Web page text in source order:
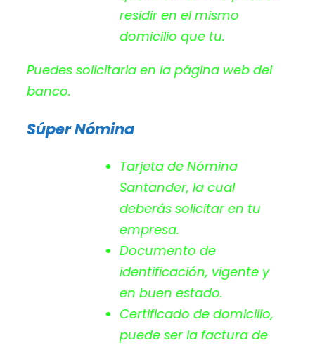
residir en el mismo
domicilio que tu.
Puedes solicitarla en la página web del
banco.
Súper Nómina
Tarjeta de Nómina
Santander, la cual
deberás solicitar en tu
empresa.
Documento de
identificación, vigente y
en buen estado.
Certificado de domicilio,
puede ser la factura de